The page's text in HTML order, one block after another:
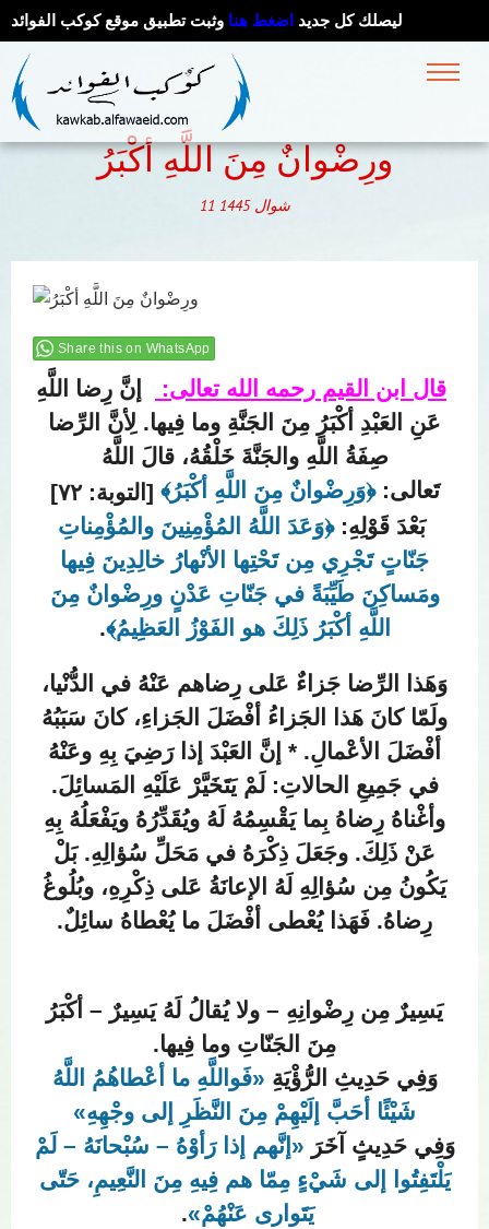
ليصلك كل جديد اضغط هنا وثبت تطبيق موقع كوكب الفوائد
ورِضْوانٌ مِنَ اللَّهِ أكْبَرُ
11 شوال 1445
Share this on WhatsApp
قال ابن القيم رحمه الله تعالى:
إنَّ رِضا اللَّهِ
عَنِ العَبْدِ أكْبَرُ مِنَ الجَنَّةِ وما فِيها. لِأنَّ الرِّضا
صِفَةُ اللَّهِ والجَنَّةَ خَلْقُهُ، قالَ اللَّهُ
تَعالى:﴿وَرِضْوانٌ مِنَ اللَّهِ أكْبَرُ﴾ [التوبة: ٧٢]
بَعْدَ قَوْلِهِ:﴿وَعَدَ اللَّهُ المُؤْمِنِينَ والمُؤْمِناتِ
جَنّاتٍ تَجْرِي مِن تَحْتِها الأنْهارُ خالِدِينَ فِيها
ومَساكِنَ طَيِّبَةً في جَنّاتِ عَدْنٍ ورِضْوانٌ مِنَ
اللَّهِ أكْبَرُ ذَلِكَ هو الفَوْزُ العَظِيمُ﴾.
وَهَذا الرِّضا جَزاءٌ عَلى رِضاهم عَنْهُ في الدُّنْيا،
ولَمّا كانَ هَذا الجَزاءُ أفْضَلَ الجَزاءِ، كانَ سَبَبُهُ
أفْضَلَ الأعْمالِ. * إنَّ العَبْدَ إذا رَضِيَ بِهِ وعَنْهُ
في جَمِيعِ الحالاتِ: لَمْ يَتَخَيَّرْ عَلَيْهِ المَسائِلَ.
وأغْناهُ رِضاهُ بِما يَقْسِمُهُ لَهُ ويُقَدِّرُهُ ويَفْعَلُهُ بِهِ
عَنْ ذَلِكَ. وجَعَلَ ذِكْرَهُ في مَحَلِّ سُؤالِهِ. بَلْ
يَكُونُ مِن سُؤالِهِ لَهُ الإعانَةُ عَلى ذِكْرِهِ، وبُلُوغُ
رِضاهُ. فَهَذا يُعْطى أفْضَلَ ما يُعْطاهُ سائِلٌ.
يَسِيرٌ مِن رِضْوانِهِ – ولا يُقالُ لَهُ يَسِيرٌ – أكْبَرُ
مِنَ الجَنّاتِ وما فِيها.
وَفِي حَدِيثِ الرُّؤْيَةِ «فَواللَّهِ ما أعْطاهُمُ اللَّهُ
شَيْئًا أحَبَّ إلَيْهِمْ مِنَ النَّظَرِ إلى وجْهِهِ»
وَفِي حَدِيثٍ آخَرَ «إنَّهم إذا رَأوْهُ – سُبْحانَهُ – لَمْ
يَلْتَفِتُوا إلى شَيْءٍ مِمّا هم فِيهِ مِنَ النَّعِيمِ، حَتّى
يَتَوارى عَنْهُمْ».